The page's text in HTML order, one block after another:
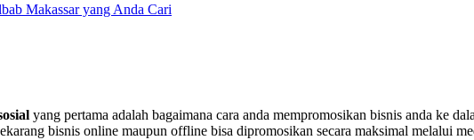
Makassar yang Anda Cari
yang pertama adalah bagaimana cara anda mempromosikan bisnis anda ke
bisnis online maupun offline bisa dipromosikan secara maksimal melalui